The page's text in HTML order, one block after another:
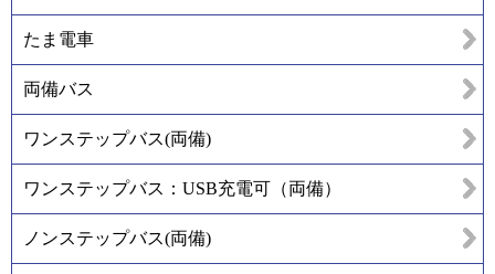
たま電車
両備バス
ワンステップバス(両備)
ワンステップバス：USB充電可（両備）
ノンステップバス(両備)